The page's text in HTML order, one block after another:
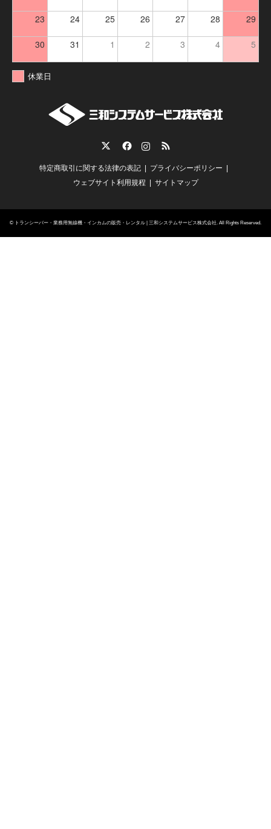
23 24 25 26 27 28 29
30 31 1 2 3 4 5
休業日
RSS
特定商取引に関する法律の表記
プライバシーポリシー
ウェブサイト利用規程
サイトマップ
© トランシーバー・業務用無線機・インカムの販売・レンタル | 三和システムサービス株式会社. All Rights Reserved.